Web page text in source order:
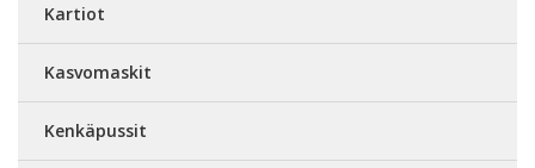
Kartiot
Kasvomaskit
Kenkäpussit